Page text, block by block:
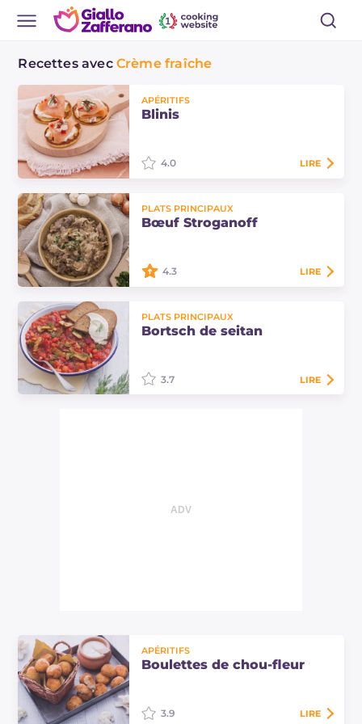
Recettes avec Crème fraîche
APÉRITIFS
Blinis
moelleuses crêpes salées d'origine
russe, qui sont généralement
4.0 LIRE
PLATS PRINCIPAUX
Bœuf Stroganoff
plat principal d'origine russe à base
de bœuf, oignons, champignons et
4.3 LIRE
PLATS PRINCIPAUX
Bortsch de seitan
3.7 LIRE
APÉRITIFS
Boulettes de chou-fleur
3.9 LIRE